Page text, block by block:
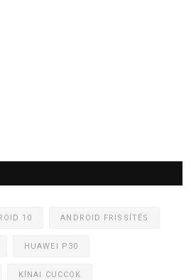
10 ANDROID FRISSÍTÉS
HUAWEI P30
KÍNAI CUCCOK